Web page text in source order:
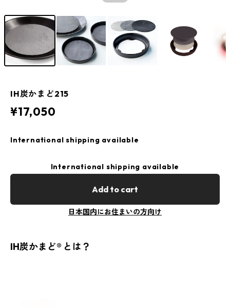
IH炭かまど215
¥17,050
International shipping available
International shipping available
Add to cart
日本国内にお住まいの方向け
IH炭かまど® とは？